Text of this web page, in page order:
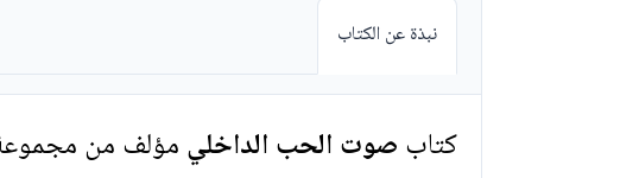
نبذة عن الكتاب
كتابصوت الحب الداخليمؤلف من